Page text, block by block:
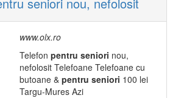
www.olx.ro
Telefon pentru seniori nou,
nefolosit Telefoane Telefoane cu
butoane & pentru seniori 100 lei
Targu-Mures Azi